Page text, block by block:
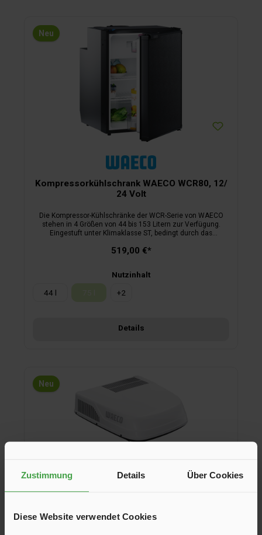
Zustimmung Details Über Cookies
Diese Website verwendet Cookies
Neu
Kompressorkühlschrank WAECO WCR80, 12/
24 Volt
Die Kompressor-Kühlschränke der WCR-Serie von WAECO
stehen in 4 Größen von 44 bis 153 Litern zur Verfügung.
Eingestuft unter Klimaklasse ST, bedingt durch das
Treibhauspotenzial.
519,00 €*
Nutzinhalt
44 l
(Diese Option ist zurzeit nicht verfügbar.)
+2
Details
Neu